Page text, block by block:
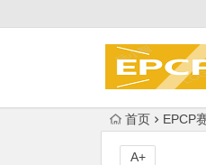
首页 EPCP
A+